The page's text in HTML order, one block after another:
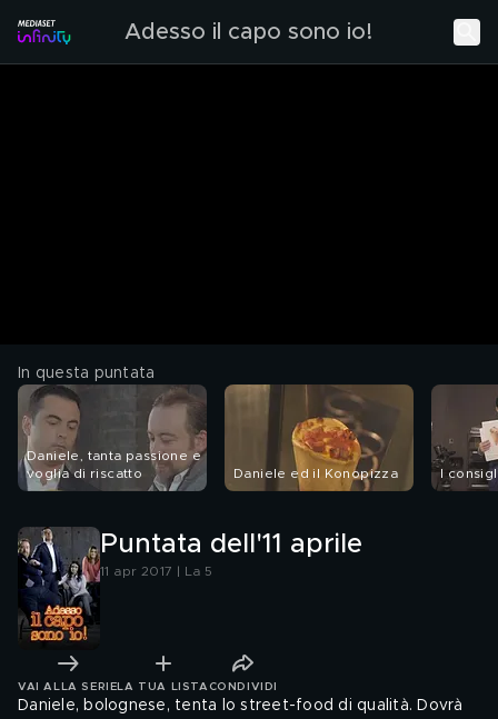
Adesso il capo sono io!
In questa puntata
Daniele, tanta passione e
voglia di riscatto
Daniele ed il Konopizza I
Puntata dell'11 aprile
11 apr 2017 | La 5
VAI ALLA SERIE LA TUA LISTA CONDIVIDI
Daniele, bolognese, tenta lo street-food di qualità. Dovrà